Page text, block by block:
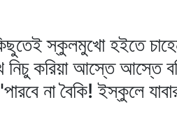
স্কুলমুখো হইতে
নিচু করিয়া আস্তে
না বৈকি! ইস্কুলে